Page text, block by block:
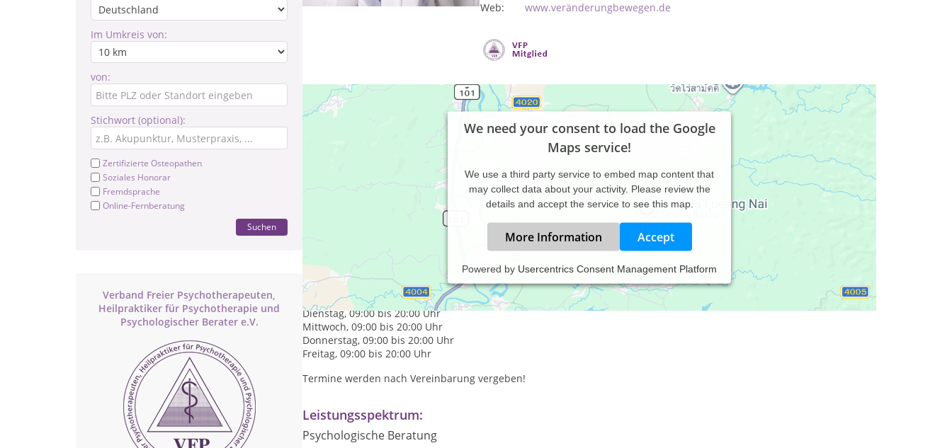
Im Umkreis von:
von:
Stichwort (optional):
Zertifizierte Osteopathen
Soziales Honorar
Fremdsprache
Online-Fernberatung
Suchen
Verband Freier Psychotherapeuten,
Heilpraktiker für Psychotherapie und
Psychologischer Berater e.V.
Web:
www.veränderungbewegen.de
We need your consent to load the Google
Maps service!
We use a third party service to embed map content that
may collect data about your activity. Please review the
details and accept the service to see this map.
More Information Accept
Powered by Usercentrics Consent Management Platform
Praxiszeiten:
Montag, 09:00 bis 20:00 Uhr
Dienstag, 09:00 bis 20:00 Uhr
Mittwoch, 09:00 bis 20:00 Uhr
Donnerstag, 09:00 bis 20:00 Uhr
Freitag, 09:00 bis 20:00 Uhr
Termine werden nach Vereinbarung vergeben!
Leistungsspektrum:
Psychologische Beratung